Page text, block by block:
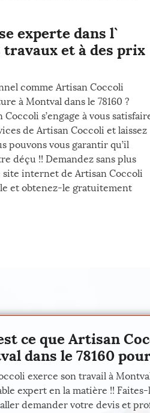
experte dans l`
et à des prix
comme Artisan Coccoli
à Montval dans le 78160 ?
s’engage à vous
de Artisan Coccoli et laissez
pouvons vous garantir qu’il
déçu !! Demandez sans plus
internet de Artisan Coccoli
et obtenez-le gratuitement
ce que Artisan
dans le 78160
exerce son travail à
expert en la matière !!
demander votre devis et